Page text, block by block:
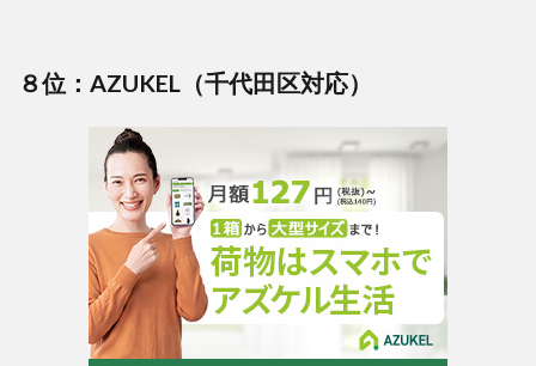
８位：AZUKEL（千代田区対応）